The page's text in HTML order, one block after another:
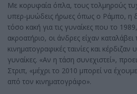
Με κορυφαία όπλα, τους τολμηρούς
υπερ-μυώδεις ήρωες όπως ο Ράμπο, η
τόσο κακή για τις γυναίκες που το
ακροατήριο, οι άνδρες είχαν
κινηματογραφικές ταινίες και κέρδιζαν
γυναίκες. «Αν η τάση συνεχιστεί»,
Στριπ, «μέχρι το 2010 μπορεί να
από τον κινηματογράφο».